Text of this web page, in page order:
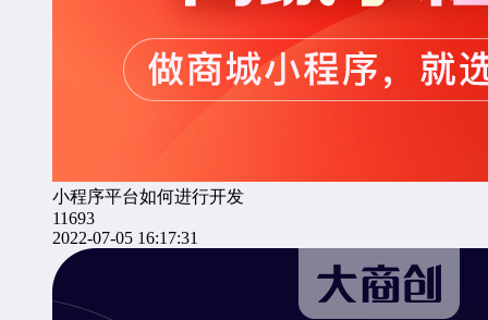
小程序平台如何进行开发
11693
2022-07-05 16:17:31